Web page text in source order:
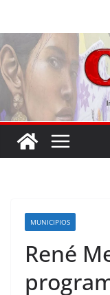
contenido
MUNICIPIOS
René